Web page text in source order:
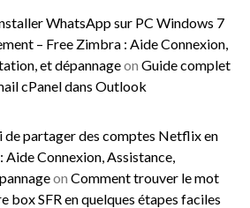
WhatsApp sur PC Windows 7
– Free Zimbra : Aide Connexion,
et dépannageon Guide complet
cPanel dans Outlook
de partager des comptes Netflix en
Aide Connexion, Assistance,
on Comment trouver le mot
box SFR en quelques étapes faciles